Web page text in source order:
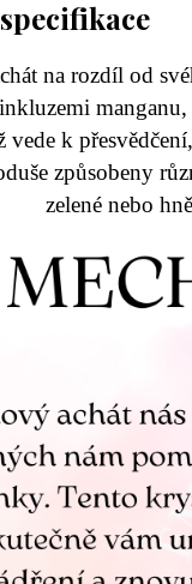
na rozdíl od
vede k
způsobeny
zelené nebo